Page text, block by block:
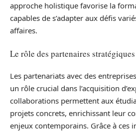
approche holistique favorise la
capables de s’adapter aux défis
affaires.
Le rôle des partenaires stratégiques
Les partenariats avec des
un rôle crucial dans l’acquisition
collaborations permettent aux
projets concrets, enrichissant leur
enjeux contemporains. Grâce à ces